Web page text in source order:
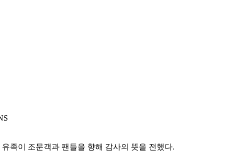
족이 조문객과 팬들을 향해 감사의 뜻을 전했다.